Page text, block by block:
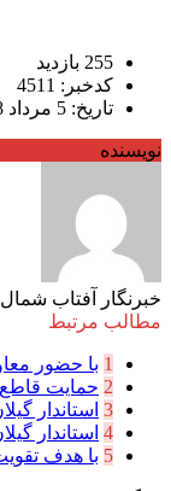
255 بازدید
کدخبر: 4511
تاریخ: 5 مرداد 1398
نویسنده
خبرنگار آفتاب شمال
مطالب مرتبط
1 با حضور
2 حمایت قاطع
3 استاندار
4 استاندار
5 با هدف